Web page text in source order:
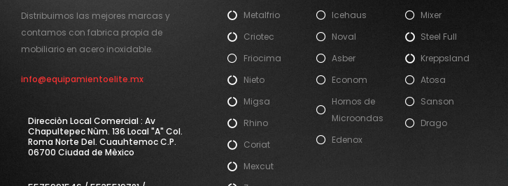
Distribuimos las mejores marcas y
contamos con fabrica propia de
mobiliario en acero inoxidable.
info@equipamientoelite.mx
Direcciòn Local Comercial : Av
Chapultepec Nùm. 136 Local "A" Col.
Roma Norte Del. Cuauhtemoc C.P.
06700 Ciudad de Mèxico
Metalfrio
Criotec
Friocima
Nieto
Migsa
Rhino
Coriat
Mexcut
Icehaus
Noval
Asber
Econom
Hornos de
Microondas
Edenox
Mixer
Steel Full
Kreppsland
Atosa
Sanson
Drago